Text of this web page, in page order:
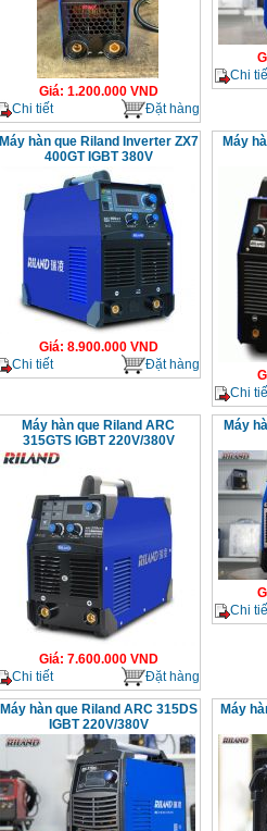
Giá: 1.200.000VND
Chi tiết
Đặt hàng
Chi
Máy hàn que Riland Inverter ZX7
400GT IGBT 380V
Giá: 8.900.000VND
Chi tiết
Đặt hàng
Máy
Chi
Máy hàn que Riland ARC
315GTS IGBT 220V/380V
Giá: 7.600.000VND
Chi tiết
Đặt hàng
Máy
Chi
Máy hàn que Riland ARC 315DS
IGBT 220V/380V
Máy